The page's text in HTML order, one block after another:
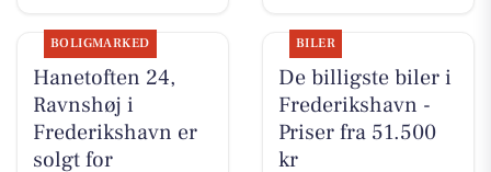
BOLIGMARKED
Hanetoften 24,
Ravnshøj i
Frederikshavn er
solgt for
BILER
De billigste biler i
Frederikshavn -
Priser fra 51.500
kr